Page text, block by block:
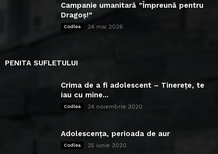
Campanie umanitară ”Împreună pentru
Dragoș!”
Codlea 24 mai 2026
PENITA SUFLETULUI
Crima de a fi adolescent – Tinerețe, te
iau cu mine...
Codlea 24 noiembrie 2020
Adolescența, perioada de aur
Codlea 25 iunie 2020